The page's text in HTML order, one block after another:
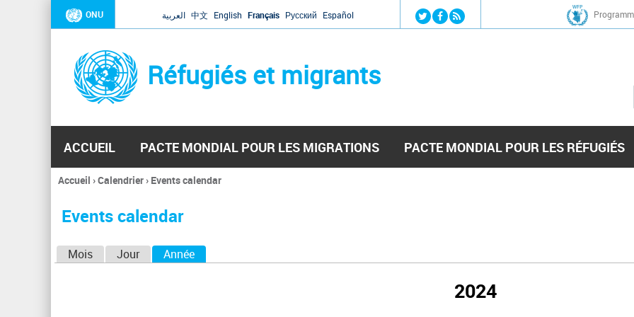
Jump to navigation
ONU العربية 中文 English Français Русский Español
Réfugiés et migrants
ACCUEIL PACTE MONDIAL POUR LES MIGRATIONS PACTE MONDIAL POUR LES RÉFUGIÉS
Vous
ici
Accueil ›Calendrier› Events calendar
Events calendar
Mois Jour Année
2024